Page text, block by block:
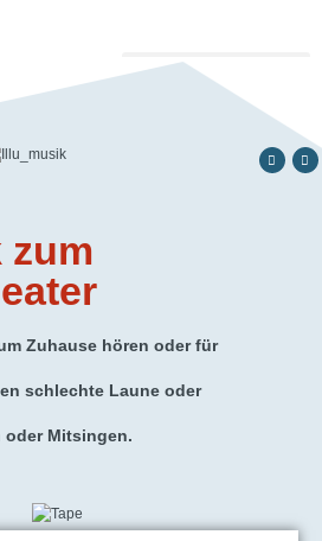
zum
Zuhause hören oder für
schlechte Laune oder
oder Mitsingen.